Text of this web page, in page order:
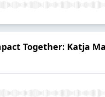
Together: Katja